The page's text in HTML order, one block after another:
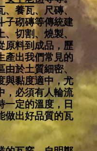
養瓦、尺磚、
子砌磚等傳統建
切割、燒製、
原料到成品，歷
產出我們常見的
於土質細密、
與黏度適中，尤
，必須有人輪流
一定的溫度，日
做出好品質的瓦